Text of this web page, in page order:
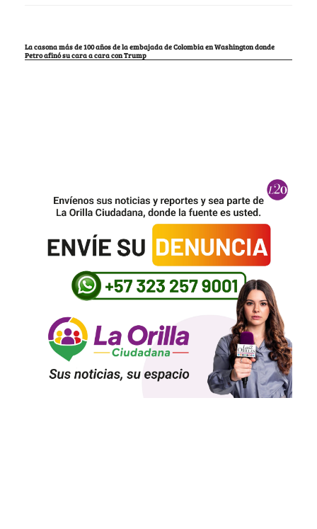
La casona más de 100 años de la embajada de Colombia en Washington donde
Petro afinó su cara a cara con Trump